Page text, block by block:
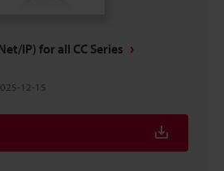
IP) for all CC Series
12-15